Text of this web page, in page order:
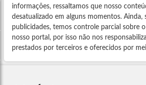
informações, ressaltamos que nosso
desatualizado em alguns momentos. Ainda,
publicidades, temos controle parcial sobre
nosso portal, por isso não nos
prestados por terceiros e oferecidos por